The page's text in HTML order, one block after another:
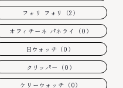
フォリ フォリ（2）
オフィチーネ パネライ（0）
Hウォッチ（0）
クリッパー（0）
ケリーウォッチ（0）